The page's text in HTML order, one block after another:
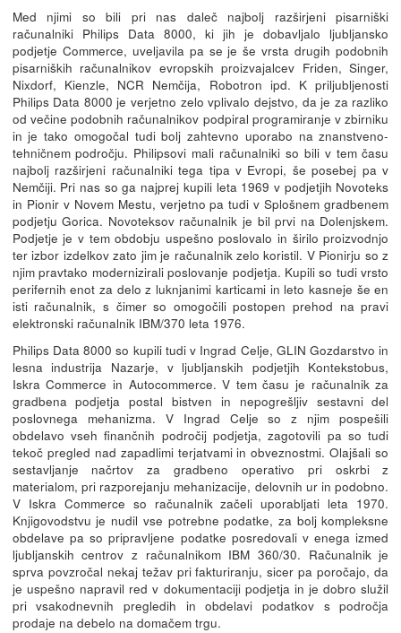
Med njimi so bili pri nas daleč najbolj razširjeni pisarniški
računalniki Philips Data 8000, ki jih je dobavljalo ljubljansko
podjetje Commerce, uveljavila pa se je še vrsta drugih podobnih
pisarniških računalnikov evropskih proizvajalcev Friden, Singer,
Nixdorf, Kienzle, NCR Nemčija, Robotron ipd. K priljubljenosti
Philips Data 8000 je verjetno zelo vplivalo dejstvo, da je za razliko
od večine podobnih računalnikov podpiral programiranje v zbirniku
in je tako omogočal tudi bolj zahtevno uporabo na znanstveno-
tehničnem področju. Philipsovi mali računalniki so bili v tem času
najbolj razširjeni računalniki tega tipa v Evropi, še posebej pa v
Nemčiji. Pri nas so ga najprej kupili leta 1969 v podjetjih Novoteks
in Pionir v Novem Mestu, verjetno pa tudi v Splošnem gradbenem
podjetju Gorica. Novoteksov računalnik je bil prvi na Dolenjskem.
Podjetje je v tem obdobju uspešno poslovalo in širilo proizvodnjo
ter izbor izdelkov zato jim je računalnik zelo koristil. V Pionirju so z
njim pravtako modernizirali poslovanje podjetja. Kupili so tudi vrsto
perifernih enot za delo z luknjanimi karticami in leto kasneje še en
isti računalnik, s čimer so omogočili postopen prehod na pravi
elektronski računalnik IBM/370 leta 1976.
Philips Data 8000 so kupili tudi v Ingrad Celje, GLIN Gozdarstvo in
lesna industrija Nazarje, v ljubljanskih podjetjih Kontekstobus,
Iskra Commerce in Autocommerce. V tem času je računalnik za
gradbena podjetja postal bistven in nepogrešljiv sestavni del
poslovnega mehanizma. V Ingrad Celje so z njim pospešili
obdelavo vseh finančnih področij podjetja, zagotovili pa so tudi
tekoč pregled nad zapadlimi terjatvami in obveznostmi. Olajšali so
sestavljanje načrtov za gradbeno operativo pri oskrbi z
materialom, pri razporejanju mehanizacije, delovnih ur in podobno.
V Iskra Commerce so računalnik začeli uporabljati leta 1970.
Knjigovodstvu je nudil vse potrebne podatke, za bolj kompleksne
obdelave pa so pripravljene podatke posredovali v enega izmed
ljubljanskih centrov z računalnikom IBM 360/30. Računalnik je
sprva povzročal nekaj težav pri fakturiranju, sicer pa poročajo, da
je uspešno napravil red v dokumentaciji podjetja in je dobro služil
pri vsakodnevnih pregledih in obdelavi podatkov s področja
prodaje na debelo na domačem trgu.